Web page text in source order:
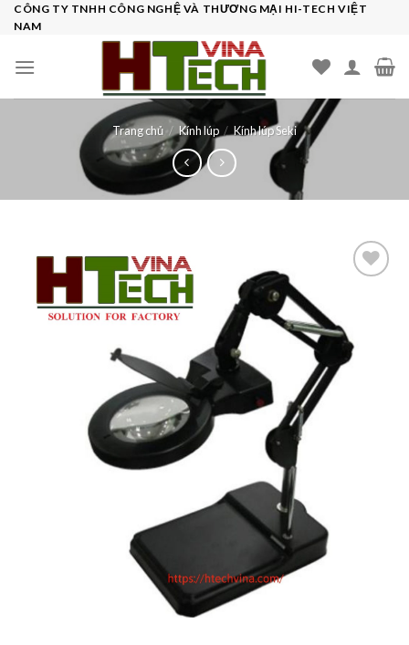
SkipCÔNG TY TNHH CÔNG NGHỆ VÀ THƯƠNG MẠI HI-TECH VIỆT
NAM
Trang chủ / Kính lúp / Kính lúp Seki